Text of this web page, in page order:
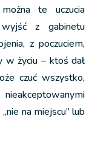
te uczucia
z gabinetu
z poczuciem,
w życiu – ktoś dał
czuć wszystko,
na miejscu” lub